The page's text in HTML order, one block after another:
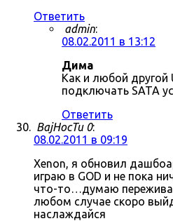
Ответить
admin:
08.02.2011 в 13:12
Дима
Как и любой другой
подключать SATA
Ответить
BajHocTu 0:
08.02.2011 в 09:19
Xenon, я обновил
играю в GOD и не пока
что-то…думаю
любом случае скоро
наслаждайся